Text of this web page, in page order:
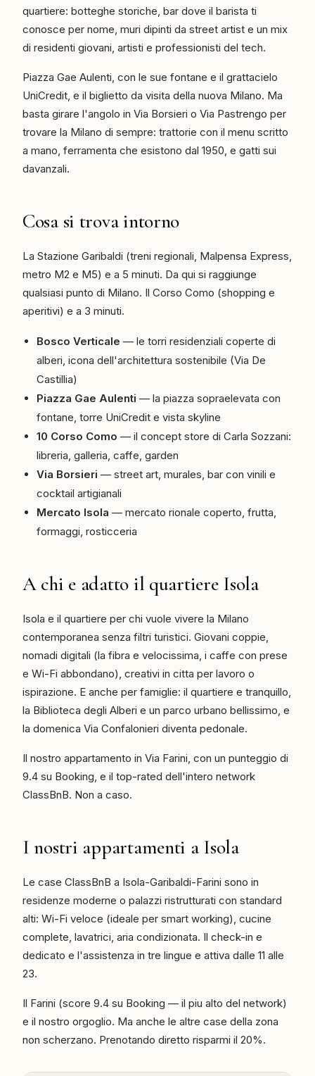
quartiere: botteghe storiche, bar dove il barista ti
conosce per nome, muri dipinti da street artist e un mix
di residenti giovani, artisti e professionisti del tech.
Piazza Gae Aulenti, con le sue fontane e il grattacielo
UniCredit, e il biglietto da visita della nuova Milano. Ma
basta girare l'angolo in Via Borsieri o Via Pastrengo per
trovare la Milano di sempre: trattorie con il menu scritto
a mano, ferramenta che esistono dal 1950, e gatti sui
davanzali.
Cosa si trova intorno
La Stazione Garibaldi (treni regionali, Malpensa Express,
metro M2 e M5) e a 5 minuti. Da qui si raggiunge
qualsiasi punto di Milano. Il Corso Como (shopping e
aperitivi) e a 3 minuti.
Bosco Verticale — le torri residenziali coperte di
alberi, icona dell'architettura sostenibile (Via De
Castillia)
Piazza Gae Aulenti — la piazza sopraelevata con
fontane, torre UniCredit e vista skyline
10 Corso Como — il concept store di Carla Sozzani:
libreria, galleria, caffe, garden
Via Borsieri — street art, murales, bar con vinili e
cocktail artigianali
Mercato Isola — mercato rionale coperto, frutta,
formaggi, rosticceria
A chi e adatto il quartiere Isola
Isola e il quartiere per chi vuole vivere la Milano
contemporanea senza filtri turistici. Giovani coppie,
nomadi digitali (la fibra e velocissima, i caffe con prese
e Wi-Fi abbondano), creativi in citta per lavoro o
ispirazione. E anche per famiglie: il quartiere e tranquillo,
la Biblioteca degli Alberi e un parco urbano bellissimo, e
la domenica Via Confalonieri diventa pedonale.
Il nostro appartamento in Via Farini, con un punteggio di
9.4 su Booking, e il top-rated dell'intero network
ClassBnB. Non a caso.
I nostri appartamenti a Isola
Le case ClassBnB a Isola-Garibaldi-Farini sono in
residenze moderne o palazzi ristrutturati con standard
alti: Wi-Fi veloce (ideale per smart working), cucine
complete, lavatrici, aria condizionata. Il check-in e
dedicato e l'assistenza in tre lingue e attiva dalle 11 alle
23.
Il Farini (score 9.4 su Booking — il piu alto del network)
e il nostro orgoglio. Ma anche le altre case della zona
non scherzano. Prenotando diretto risparmi il 20%.